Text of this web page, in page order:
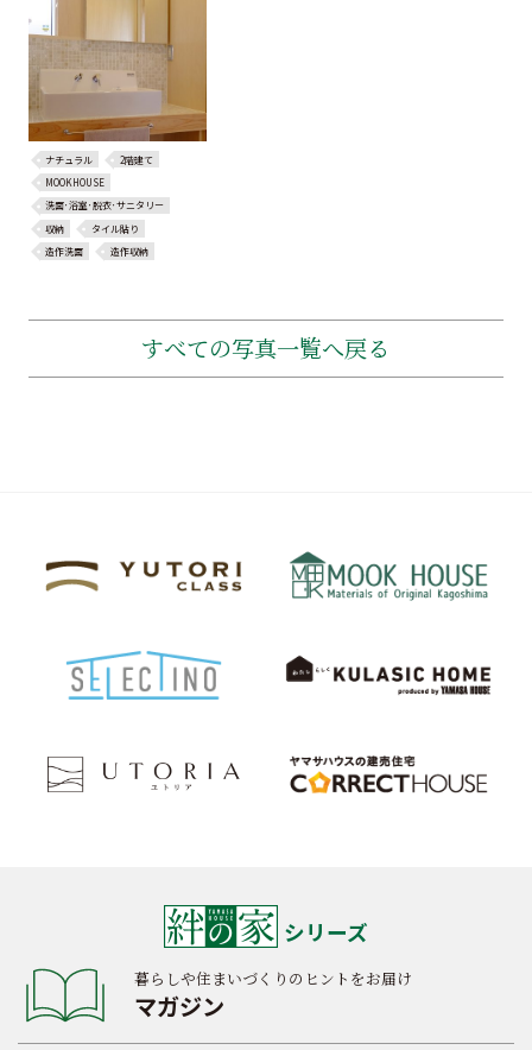
ナチュラル
2階建て
MOOKHOUSE
洗面･浴室･脱衣･サニタリー
収納
タイル貼り
造作洗面
造作収納
すべての写真一覧へ戻る
シリーズ
暮らしや住まいづくりのヒントをお届け
マガジン